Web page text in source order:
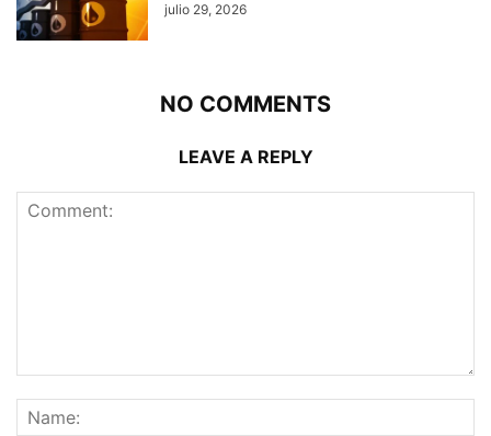
julio 29, 2026
NO COMMENTS
LEAVE A REPLY